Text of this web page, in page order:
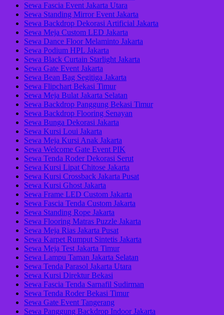
Sewa Fascia Event Jakarta Utara
Sewa Standing Mirror Event Jakarta
Sewa Backdrop Dekorasi Artificial Jakarta
Sewa Meja Custom LED Jakarta
Sewa Dance Floor Melaminto Jakarta
Sewa Podium HPL Jakarta
Sewa Black Curtain Starlight Jakarta
Sewa Gate Event Jakarta
Sewa Bean Bag Segitiga Jakarta
Sewa Flipchart Bekasi Timur
Sewa Meja Bulat Jakarta Selatan
Sewa Backdrop Panggung Bekasi Timur
Sewa Backdrop Flooring Senayan
Sewa Bunga Dekorasi Jakarta
Sewa Kursi Loui Jakarta
Sewa Meja Kursi Anak Jakarta
Sewa Welcome Gate Event PIK
Sewa Tenda Roder Dekorasi Serut
Sewa Kursi Lipat Chitose Jakarta
Sewa Kursi Crossback Jakarta Pusat
Sewa Kursi Ghost Jakarta
Sewa Frame LED Custom Jakarta
Sewa Fascia Tenda Custom Jakarta
Sewa Standing Rope Jakarta
Sewa Flooring Matras Puzzle Jakarta
Sewa Meja Rias Jakarta Pusat
Sewa Karpet Rumput Sintetis Jakarta
Sewa Meja Test Jakarta Timur
Sewa Lampu Taman Jakarta Selatan
Sewa Tenda Parasol Jakarta Utara
Sewa Kursi Direktur Bekasi
Sewa Fascia Tenda Sarnafil Sudirman
Sewa Tenda Roder Bekasi Timur
Sewa Gate Event Tangerang
Sewa Panggung Backdrop Indoor Jakarta